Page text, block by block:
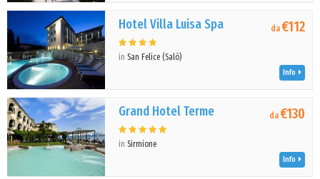
Hotel Villa Luisa Spa
inSan Felice (Salò)
da€112
Info
Grand Hotel Terme
inSirmione
da€130
Info